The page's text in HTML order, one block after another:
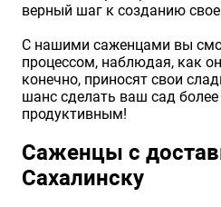
верный шаг к созданию
С нашими саженцами вы
процессом, наблюдая, как
конечно, приносят свои
шанс сделать ваш сад
продуктивным!
Саженцы с
Сахалинску